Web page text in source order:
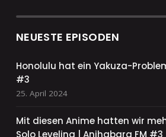
NEUESTE EPISODEN
Honolulu hat ein Yakuza-
#3
25. April 2024
Mit diesen Anime hatten wir
Solo Leveling | Anihabara FM #3